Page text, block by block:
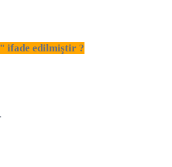
ifade edilmiştir ?